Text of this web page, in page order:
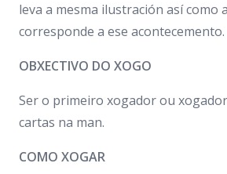
leva a mesma ilustración así como
corresponde a ese acontecemento.
OBXECTIVO DO XOGO
Ser o primeiro xogador ou
cartas na man.
COMO XOGAR